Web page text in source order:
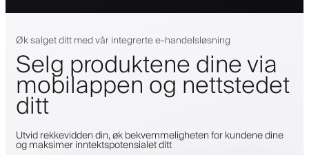
Øk salget ditt med vår integrerte e-handelsløsning
Selg produktene dine via
mobilappen og nettstedet
ditt
Utvid rekkevidden din, øk bekvemmeligheten for kundene dine
og maksimer inntektspotensialet ditt